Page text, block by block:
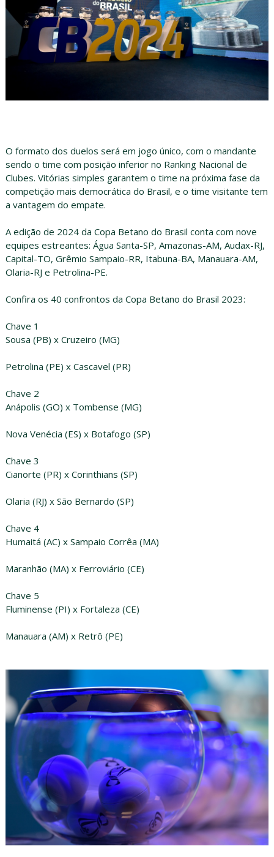
O formato dos duelos será em jogo único, com o mandante
sendo o time com posição inferior no Ranking Nacional de
Clubes. Vitórias simples garantem o time na próxima fase da
competição mais democrática do Brasil, e o time visitante tem
a vantagem do empate.
A edição de 2024 da Copa Betano do Brasil conta com nove
equipes estreantes: Água Santa-SP, Amazonas-AM, Audax-RJ,
Capital-TO, Grêmio Sampaio-RR, Itabuna-BA, Manauara-AM,
Olaria-RJ e Petrolina-PE.
Confira os 40 confrontos da Copa Betano do Brasil 2023:
Chave 1
Sousa (PB) x Cruzeiro (MG)
Petrolina (PE) x Cascavel (PR)
Chave 2
Anápolis (GO) x Tombense (MG)
Nova Venécia (ES) x Botafogo (SP)
Chave 3
Cianorte (PR) x Corinthians (SP)
Olaria (RJ) x São Bernardo (SP)
Chave 4
Humaitá (AC) x Sampaio Corrêa (MA)
Maranhão (MA) x Ferroviário (CE)
Chave 5
Fluminense (PI) x Fortaleza (CE)
Manauara (AM) x Retrô (PE)